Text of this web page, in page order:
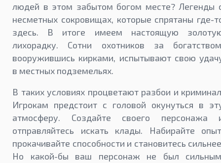
людей в этом забытом богом месте? Легенды
несметных сокровищах, которые спрятаны где-
здесь. В итоге имеем настоящую
лихорадку. Сотни охотников за
вооружившись кирками, испытывают свою
в местных подземельях.
В таких условиях процветают разбои и
Игрокам предстоит с головой окунуться в
атмосферу. Создайте своего персонажа
отправляйтесь искать клады. Набирайте
прокачивайте способности и становитесь
Но какой-бы ваш персонаж не был